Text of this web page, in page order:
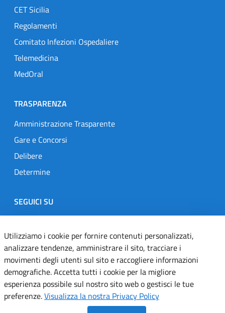
CET Sicilia
Regolamenti
Comitato Infezioni Ospedaliere
Telemedicina
MedOral
TRASPARENZA
Amministrazione Trasparente
Gare e Concorsi
Delibere
Determine
SEGUICI SU
Designers Italia
TwitterInstagramYoutubeLinkedin
Dichiarazione di accessibilità
Informativa cookie
Utilizziamo i cookie per fornire contenuti personalizzati,
analizzare tendenze, amministrare il sito, tracciare i
movimenti degli utenti sul sito e raccogliere informazioni
demografiche. Accetta tutti i cookie per la migliore
esperienza possibile sul nostro sito web o gestisci le tue
preferenze.Visualizza la nostra Privacy Policy